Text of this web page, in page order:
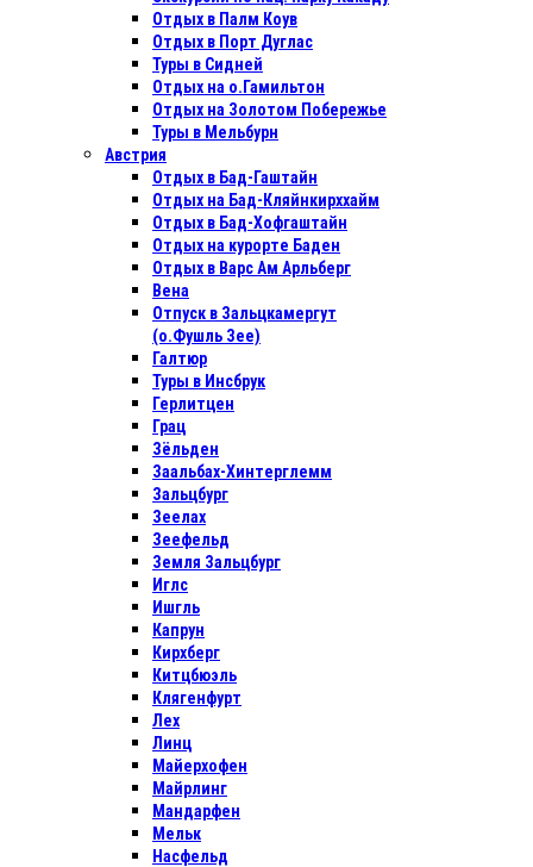
Отдых в Палм Коув
Отдых в Порт Дуглас
Туры в Сидней
Отдых на о.Гамильтон
Отдых на Золотом Побережье
Туры в Мельбурн
Австрия
Отдых в Бад-Гаштайн
Отдых на Бад-Кляйнкирххайм
Отдых в Бад-Хофгаштайн
Отдых на курорте Баден
Отдых в Варс Ам Арльберг
Вена
Отпуск в Зальцкамергут
(о.Фушль Зее)
Галтюр
Туры в Инсбрук
Герлитцен
Грац
Зёльден
Заальбах-Хинтерглемм
Зальцбург
Зеелах
Зеефельд
Земля Зальцбург
Иглс
Ишгль
Капрун
Кирхберг
Китцбюэль
Клягенфурт
Лех
Линц
Майерхофен
Майрлинг
Мандарфен
Мельк
Насфельд